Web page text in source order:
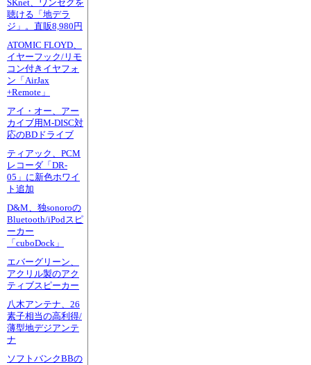
SKnet、ワンセグを
聴ける「地デラ
ジ」。直販8,980円
ATOMIC FLOYD、
イヤーフック/リモ
コン付きイヤフォ
ン「AirJax
+Remote」
アイ・オー、アー
カイブ用M-DISC対
応のBDドライブ
ティアック、PCM
レコーダ「DR-
05」に新色ホワイ
ト追加
D&M、独sonoroの
Bluetooth/iPodスピ
ーカー
「cuboDock」
エバーグリーン、
アクリル製のアク
ティブスピーカー
八木アンテナ、26
素子相当の高利得/
薄型地デジアンテ
ナ
ソフトバンクBBの